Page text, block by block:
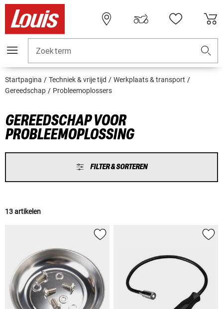
Zoekterm
Startpagina Techniek & vrije tijd
Werkplaats & transport
Gereedschap
Probleemoplossers
GEREEDSCHAP VOOR
PROBLEEMOPLOSSING
FILTER & SORTEREN
13 artikelen